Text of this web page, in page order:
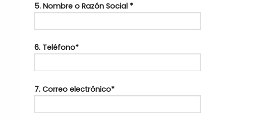
5. Nombre o Razón Social *
6. Teléfono*
7. Correo electrónico*